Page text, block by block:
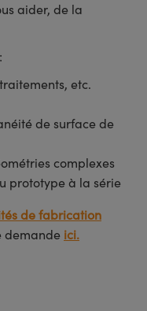
aider, de la
etc.
de surface de
complexes
prototype à la série
de fabrication
demande ici.